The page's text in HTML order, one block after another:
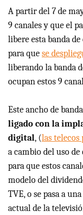
A partir del 7 de
9 canales y que el
libere esta banda
para quese
liberando la banda
ocupan estos 9
Este ancho de
ligado con la
digital, (las telecos
a cambio del uso
para que estos
modelo del
TVE, o se pasa a
actual de la